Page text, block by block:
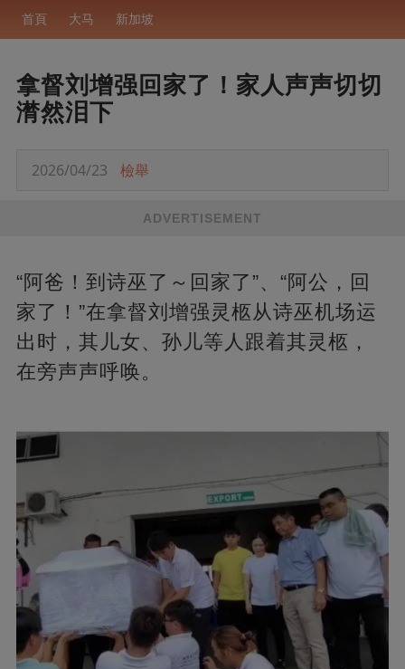
首頁 大马 新加坡
拿督刘增强回家了！家人声声切切
潸然泪下
2026/04/23 檢舉
ADVERTISEMENT
“阿爸！到诗巫了～回家了”、“阿公，回
家了！”在拿督刘增强灵柩从诗巫机场运
出时，其儿女、孙儿等人跟着其灵柩，
在旁声声呼唤。